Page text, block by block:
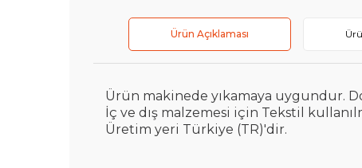
Ürün Açıklaması
Ürün makinede yıkamaya uygundur.
İç ve dış malzemesi için Tekstil
Üretim yeri Türkiye (TR)'dir.